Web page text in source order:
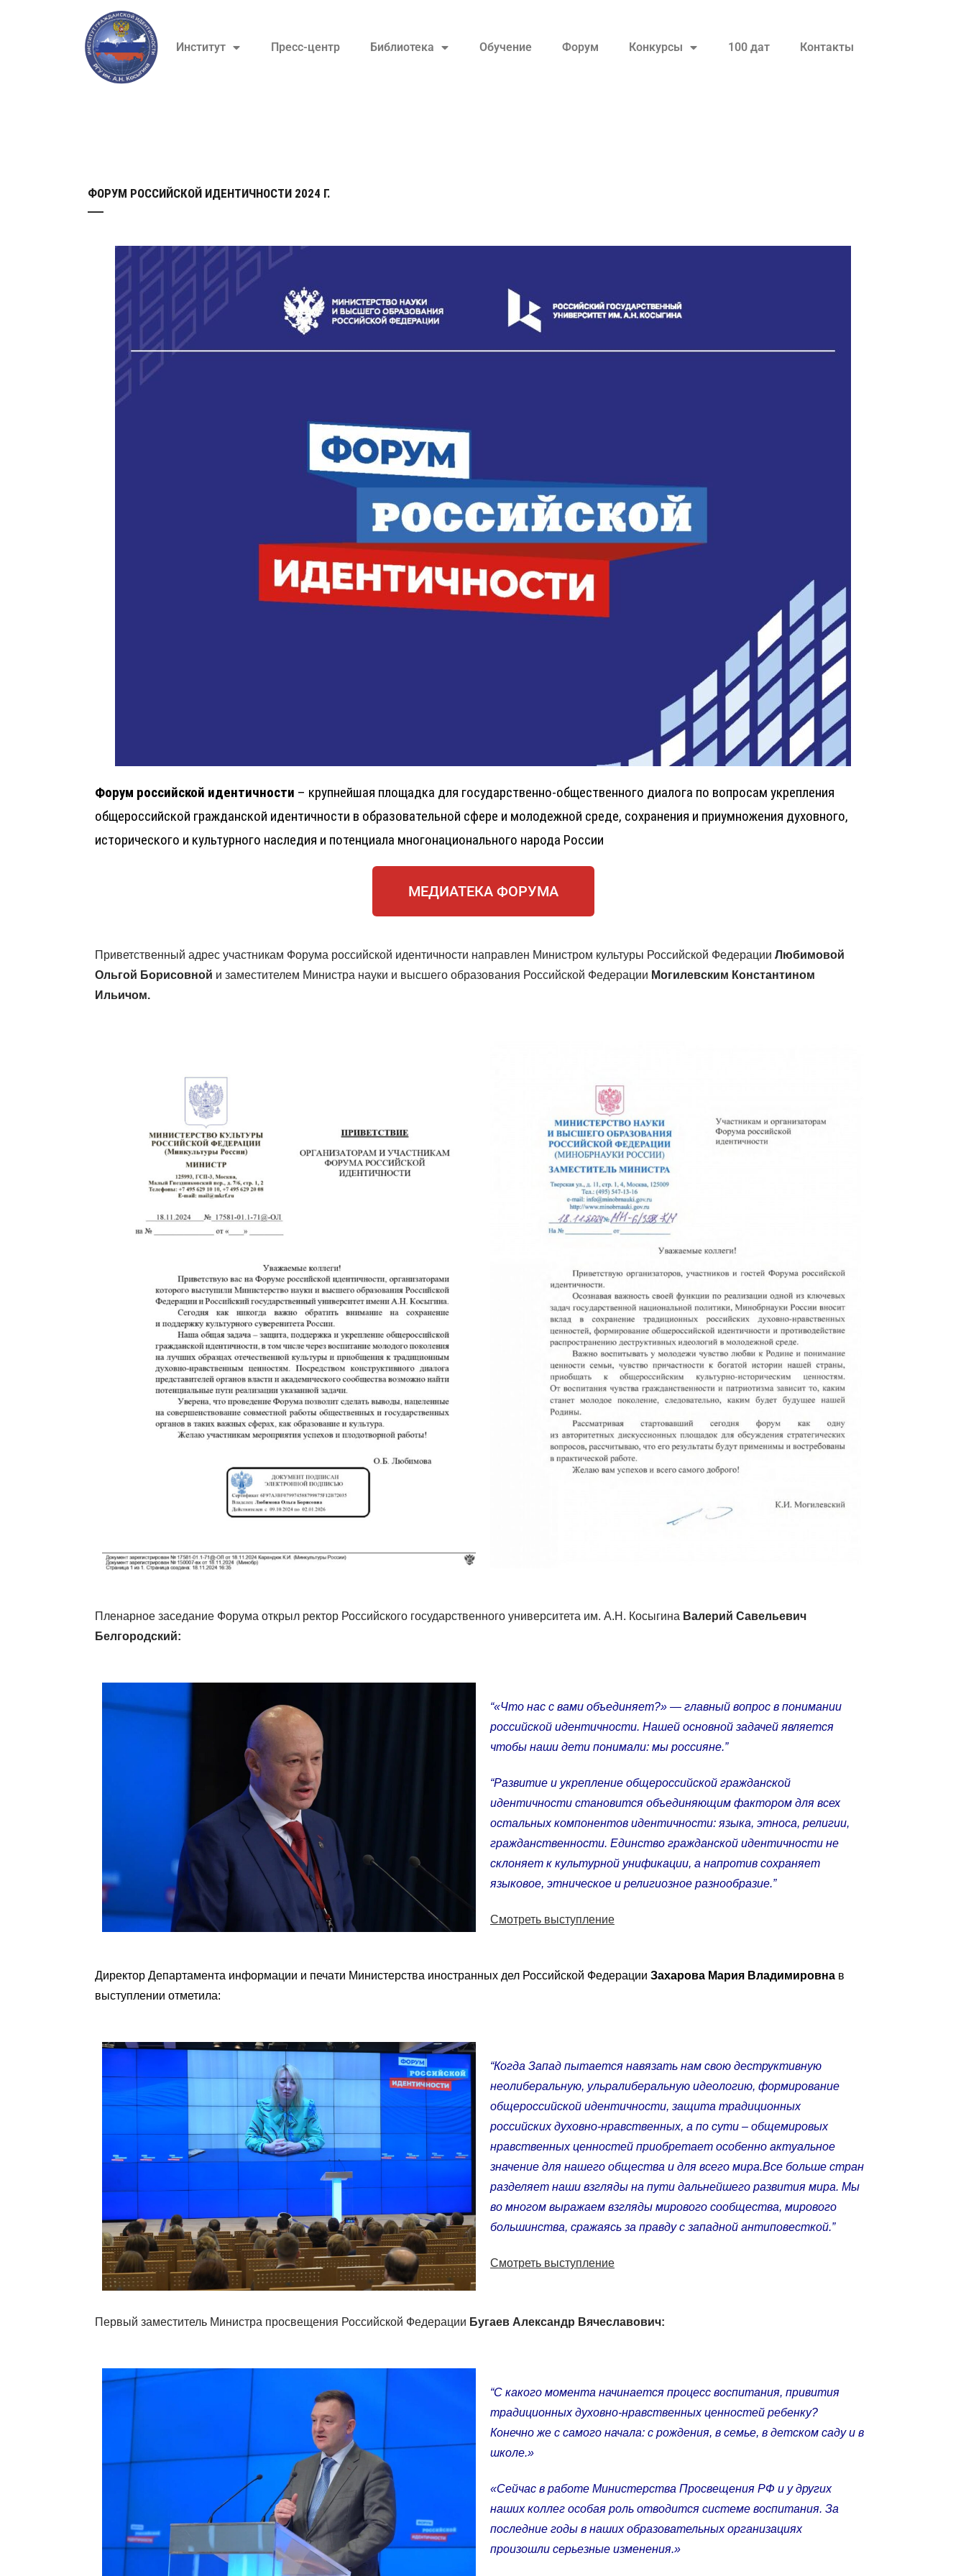
Институт Пресс-центр Библиотека Обучение Форум Конкурсы 100 дат Контакты
ФОРУМ РОССИЙСКОЙ ИДЕНТИЧНОСТИ 2024 Г.
Форум российской идентичности – крупнейшая площадка для государственно-общественного диалога по вопросам укрепления
общероссийской гражданской идентичности в образовательной сфере и молодежной среде, сохранения и приумножения духовного,
исторического и культурного наследия и потенциала многонационального народа России
МЕДИАТЕКА ФОРУМА
Приветственный адрес участникам Форума российской идентичности направлен Министром культуры Российской Федерации Любимовой
Ольгой Борисовной и заместителем Министра науки и высшего образования Российской Федерации Могилевским Константином
Ильичом.
Пленарное заседание Форума открыл ректор Российского государственного университета им. А.Н. Косыгина Валерий Савельевич
Белгородский:
“«Что нас с вами объединяет?» — главный вопрос в понимании
российской идентичности. Нашей основной задачей является
чтобы наши дети понимали: мы россияне.”
“Развитие и укрепление общероссийской гражданской
идентичности становится объединяющим фактором для всех
остальных компонентов идентичности: языка, этноса, религии,
гражданственности. Единство гражданской идентичности не
склоняет к культурной унификации, а напротив сохраняет
языковое, этническое и религиозное разнообразие.”
Смотреть выступление
Директор Департамента информации и печати Министерства иностранных дел Российской Федерации Захарова Мария Владимировна в
выступлении отметила:
“Когда Запад пытается навязать нам свою деструктивную
неолиберальную, ульралиберальную идеологию, формирование
общероссийской идентичности, защита традиционных
российских духовно-нравственных, а по сути – общемировых
нравственных ценностей приобретает особенно актуальное
значение для нашего общества и для всего мира.Все больше стран
разделяет наши взгляды на пути дальнейшего развития мира. Мы
во многом выражаем взгляды мирового сообщества, мирового
большинства, сражаясь за правду с западной антиповесткой.”
Смотреть выступление
Первый заместитель Министра просвещения Российской Федерации Бугаев Александр Вячеславович:
“С какого момента начинается процесс воспитания, привития
традиционных духовно-нравственных ценностей ребенку?
Конечно же с самого начала: с рождения, в семье, в детском саду и в
школе.»
«Сейчас в работе Министерства Просвещения РФ и у других
наших коллег особая роль отводится системе воспитания. За
последние годы в наших образовательных организациях
произошли серьезные изменения.»